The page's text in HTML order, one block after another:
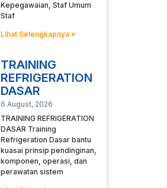
Kepegawaian, Staf Umum
Staf
Lihat Selengkapnya »
TRAINING
REFRIGERATION
DASAR
6 August, 2026
TRAINING REFRIGERATION
DASAR Training
Refrigeration Dasar bantu
kuasai prinsip pendinginan,
komponen, operasi, dan
perawatan sistem